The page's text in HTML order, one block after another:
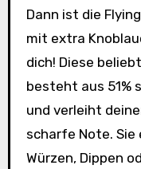
Dann ist die
mit extra
dich! Diese
besteht aus 51%
und verleiht
scharfe Note.
Würzen, Dippen